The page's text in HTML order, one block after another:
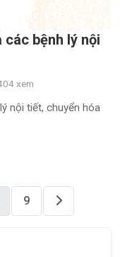
các bệnh lý nội
xem
nội tiết, chuyển hóa
9